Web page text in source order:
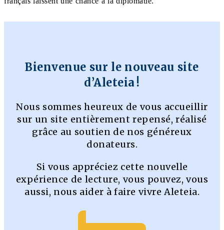
Bienvenue sur le nouveau site
d’Aleteia !
Nous sommes heureux de vous accueillir
sur un site entièrement repensé, réalisé
grâce au soutien de nos généreux
donateurs.
Si vous appréciez cette nouvelle
expérience de lecture, vous pouvez, vous
aussi, nous aider à faire vivre Aleteia.